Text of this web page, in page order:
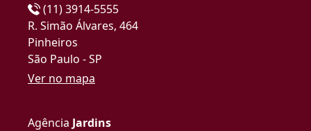
(11) 3914-5555
R. Simão Álvares, 464
Pinheiros
São Paulo - SP
Ver no mapa
Agência Jardins